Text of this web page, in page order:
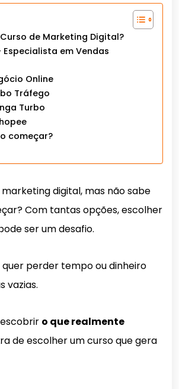
de Marketing Digital?
Especialista em Vendas
Online
Tráfego
Turbo
começar?
digital, mas não sabe
Com tantas opções, escolher
ser um desafio.
quer perder tempo ou dinheiro
vazias.
o que realmente
de escolher um curso que gera